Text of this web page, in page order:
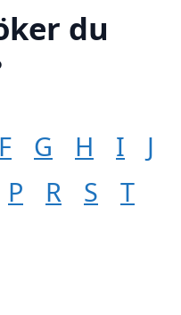
du
F G H I
J
P R S
T